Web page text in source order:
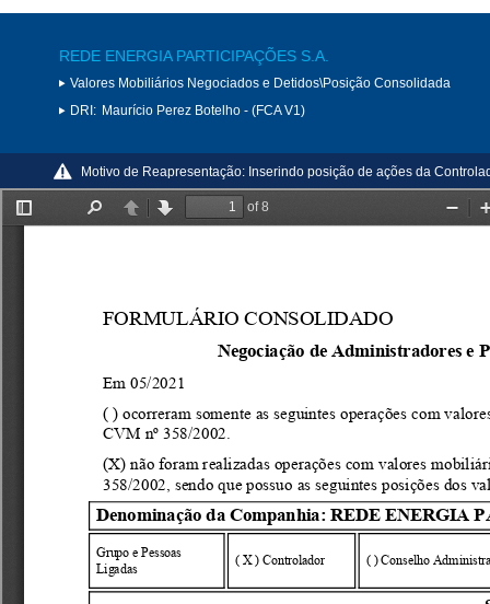
REDE ENERGIA PARTICIPAÇÕES S.A.
Valores Mobiliários Negociados e Detidos\Posição Consolidada
DRI: Maurício Perez Botelho - (FCA V1)
Motivo de Reapresentação: Inserindo posição de ações da